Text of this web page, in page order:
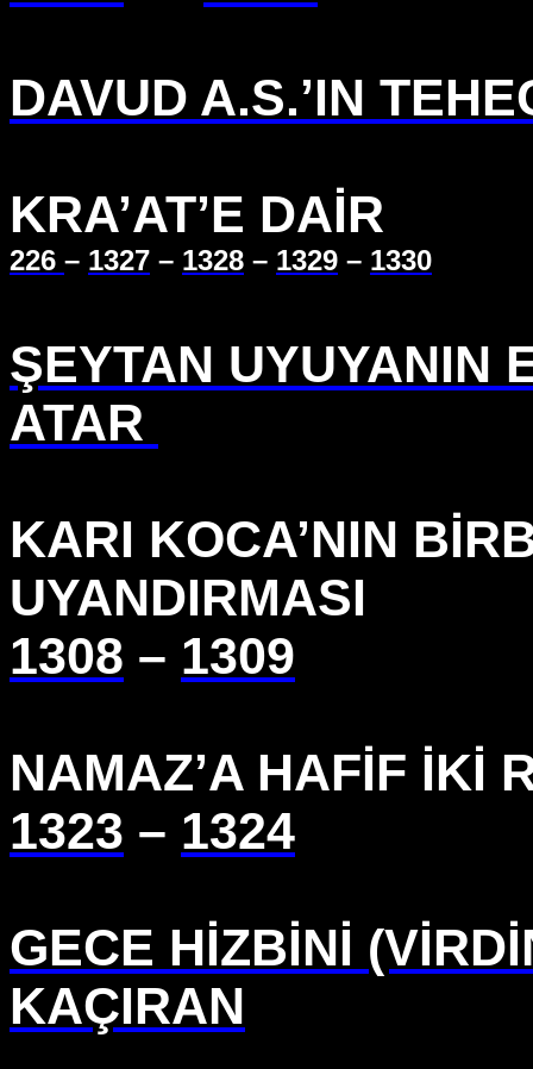
DAVUD A.S.’IN
KRA’AT’E DAİR
226 – 1327 – 1328 – 1329 – 1330
ŞEYTAN UYUYANIN
ATAR
KARI KOCA’NIN
UYANDIRMASI
1308 – 1309
NAMAZ’A HAFİF İKİ
1323 – 1324
GECE HİZBİNİ
KAÇIRAN